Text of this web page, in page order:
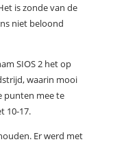
is zonde van de
niet beloond
SIOS 2 het op
waarin mooi
punten mee te
10-17.
Er werd met